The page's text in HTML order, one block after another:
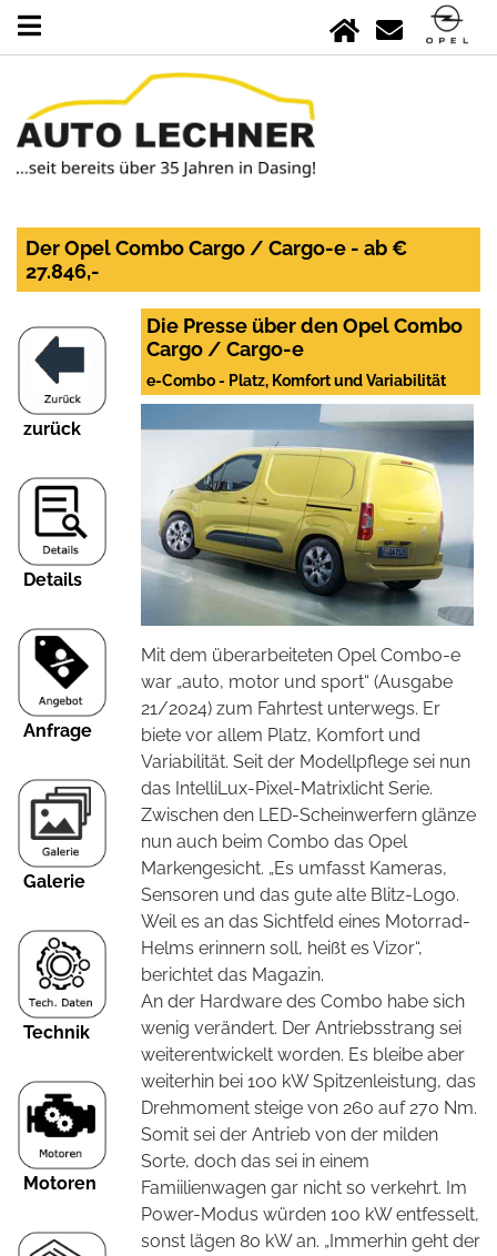
Der Opel Combo Cargo / Cargo-e - ab €
27.846,-
zurück
Details
Anfrage
Galerie
Technik
Motoren
Die Presse über den Opel Combo
Cargo / Cargo-e
e-Combo - Platz, Komfort und Variabilität
Mit dem überarbeiteten Opel Combo-e
war „auto, motor und sport“ (Ausgabe
21/2024) zum Fahrtest unterwegs. Er
biete vor allem Platz, Komfort und
Variabilität. Seit der Modellpflege sei nun
das IntelliLux-Pixel-Matrixlicht Serie.
Zwischen den LED-Scheinwerfern glänze
nun auch beim Combo das Opel
Markengesicht. „Es umfasst Kameras,
Sensoren und das gute alte Blitz-Logo.
Weil es an das Sichtfeld eines Motorrad-
Helms erinnern soll, heißt es Vizor“,
berichtet das Magazin.
An der Hardware des Combo habe sich
wenig verändert. Der Antriebsstrang sei
weiterentwickelt worden. Es bleibe aber
weiterhin bei 100 kW Spitzenleistung, das
Drehmoment steige von 260 auf 270 Nm.
Somit sei der Antrieb von der milden
Sorte, doch das sei in einem
Famiilienwagen gar nicht so verkehrt. Im
Power-Modus würden 100 kW entfesselt,
sonst lägen 80 kW an. „Immerhin geht der